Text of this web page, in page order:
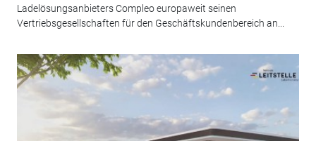
Ladelösungsanbieters Compleo europaweit seinen
Vertriebsgesellschaften für den Geschäftskundenbereich an...